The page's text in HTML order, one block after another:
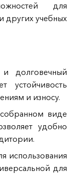
для
других учебных
долговечный
устойчивость
и износу.
виде
удобно
использования
для